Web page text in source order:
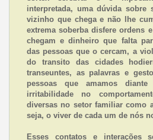
interpretada, uma dúvida sobre
vizinho que chega e não lhe
extrema soberba disfere ordens
chegam e dinheiro que falta
das pessoas que o cercam, a
do transito das cidades
transeuntes, as palavras e
pessoas que amamos diante
irritabilidade no
diversas no setor familiar como
seja, o viver de cada um de nós
Esses contatos e interações